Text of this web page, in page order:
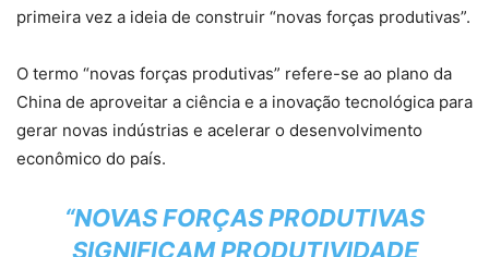
primeira vez a ideia de construir “novas forças produtivas”.
O termo “novas forças produtivas” refere-se ao plano da
China de aproveitar a ciência e a inovação tecnológica para
gerar novas indústrias e acelerar o desenvolvimento
econômico do país.
“NOVAS FORÇAS PRODUTIVAS
SIGNIFICAM PRODUTIVIDADE